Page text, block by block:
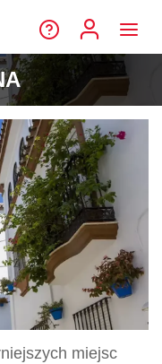
miejsc